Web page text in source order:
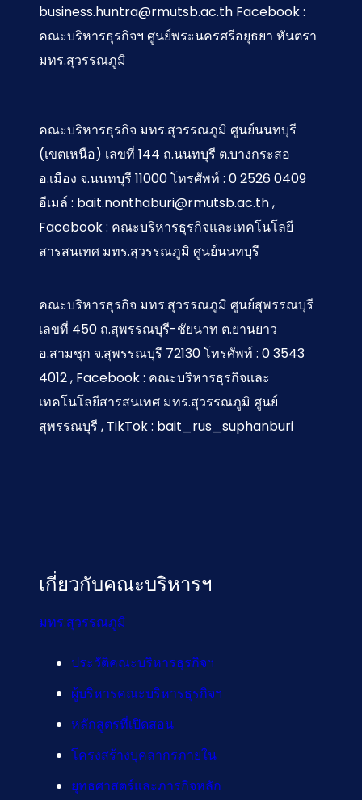
business.huntra@rmutsb.ac.th Facebook :
คณะบริหารธุรกิจฯ ศูนย์พระนครศรีอยุธยา หันตรา
มทร.สุวรรณภูมิ
คณะบริหารธุรกิจ มทร.สุวรรณภูมิ ศูนย์นนทบุรี
(เขตเหนือ) เลขที่ 144 ถ.นนทบุรี ต.บางกระสอ
อ.เมือง จ.นนทบุรี 11000 โทรศัพท์ : 0 2526 0409
อีเมล์ : bait.nonthaburi@rmutsb.ac.th ,
Facebook : คณะบริหารธุรกิจและเทคโนโลยี
สารสนเทศ มทร.สุวรรณภูมิ ศูนย์นนทบุรี
คณะบริหารธุรกิจ มทร.สุวรรณภูมิ ศูนย์สุพรรณบุรี
เลขที่ 450 ถ.สุพรรณบุรี-ชัยนาท ต.ยานยาว
อ.สามชุก จ.สุพรรณบุรี 72130 โทรศัพท์ : 0 3543
4012 , Facebook : คณะบริหารธุรกิจและ
เทคโนโลยีสารสนเทศ มทร.สุวรรณภูมิ ศูนย์
สุพรรณบุรี , TikTok : bait_rus_suphanburi
เกี่ยวกับคณะบริหารฯ
มทร.สุวรรณภูมิ
ประวัติคณะบริหารธุรกิจฯ
ผู้บริหารคณะบริหารธุรกิจฯ
หลักสูตรที่เปิดสอน
โครงสร้างบุคลากรภายใน
ยุทธศาสตร์และภารกิจหลัก